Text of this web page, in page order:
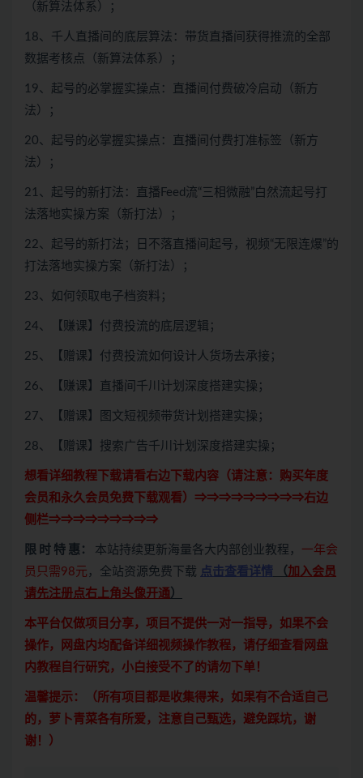
（新算法体系）；
18、千人直播间的底层算法：带货直播间获得推流的全部
数据考核点（新算法体系）；
19、起号的必掌握实操点：直播间付费破冷启动（新方
法）；
20、起号的必掌握实操点：直播间付费打准标签（新方
法）；
21、起号的新打法：直播Feed流“三相微融”白然流起号打
法落地实操方案（新打法）；
22、起号的新打法；日不落直播间起号，视频“无限连爆”的
打法落地实操方案（新打法）；
23、如何领取电子档资料；
24、【赚课】付费投流的底层逻辑；
25、【赠课】付费投流如何设计人货场去承接；
26、【赚课】直播间千川计划深度搭建实操；
27、【赠课】图文短视频带货计划搭建实操；
28、【赠课】搜索广告千川计划深度搭建实操；
想看详细教程下载请看右边下载内容（请注意： 购买年度
会员和永久会员免费下载观看）⇒⇒⇒⇒⇒⇒⇒⇒⇒右边
侧栏⇒⇒⇒⇒⇒⇒⇒⇒⇒
限 时 特 惠： 本站持续更新海量各大内部创业教程， 一年会
员只需98元 ，全站资源免费下载 点击查看详情 （加入会员
请先注册点右上角头像开通）
本平台仅做项目分享，项目不提供一对一指导，如果不会
操作，网盘内均配备详细视频操作教程，请仔细查看网盘
内教程自行研究，小白接受不了的请勿下单！
温馨提示：（所有项目都是收集得来，如果有不合适自己
的，萝卜青菜各有所爱，注意自己甄选，避免踩坑，谢
谢！）